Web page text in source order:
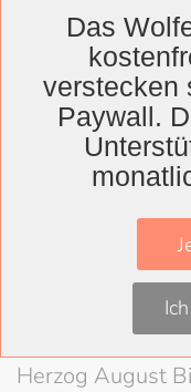
Kreuzfahrt
Theater in
Musik, Tanz und
locken viele
Theaterfest
Wolfenbüttel
Herzog August
Das
verstecken
Paywall.